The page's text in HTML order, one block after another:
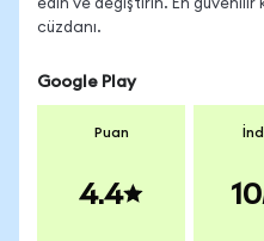
edin ve değiştirin. En güvenilir
cüzdanı.
Google Play
Puan
4.4